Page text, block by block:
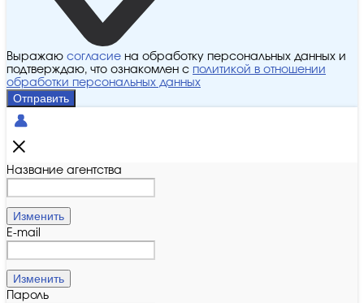
Выражаю согласие на обработку персональных данных и
подтверждаю, что ознакомлен с политикой в отношении
обработки персональных данных
Отправить
Название агентства
Изменить
E-mail
Изменить
Пароль